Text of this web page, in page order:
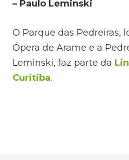
– Paulo Leminski
O Parque das Pedreiras,
Ópera de Arame e a
Leminski, faz parte da
Curitiba.